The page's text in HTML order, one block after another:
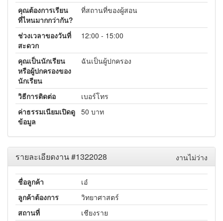
คุณต้องการเรียน
ที่ไหนมากกว่ากัน?
ที่สถานที่ของผู้สอน
ช่วงเวลาของวันที่
สะดวก
12:00 - 15:00
คุณเป็นนักเรียน
หรือผู้ปกครองของ
นักเรียน
ฉันเป็นผู้ปกครอง
วิธีการติดต่อ
เบอร์โทร
ค่าธรรมเนียมเปิดดู
ข้อมูล
50 บาท
งานไม่ว่าง
รายละเอียดงาน #1322028
ชื่อลูกค้า
เอ๋
ลูกค้าต้องการ
วิทยาศาสตร์
สถานที่
เชียงราย